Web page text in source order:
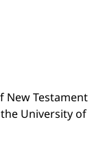
New Testament
University of